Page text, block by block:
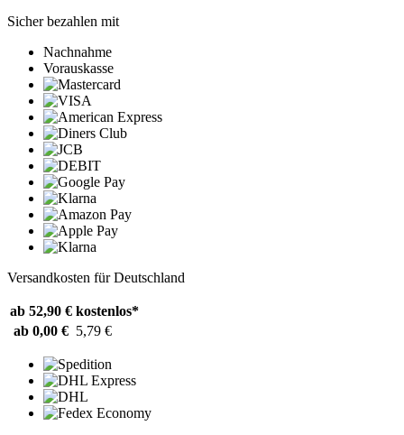
Sicher bezahlen mit
Nachnahme
Vorauskasse
Versandkosten für Deutschland
ab 52,90 € kostenlos*
ab 0,00 € 5,79 €